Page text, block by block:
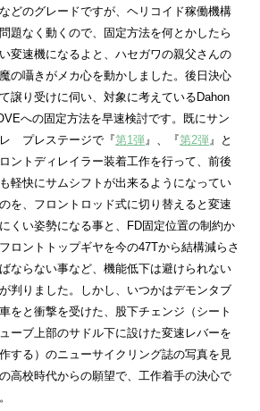
どのグレードですが、ヘリコイド稼働機構
題なく動くので、固定方法を何とかしたら
変速機になるよと、ハセガワの親父さんの
の囁きがメカ心を動かしました。後日決心
譲り受けに伺い、対象に考えているDahon
への固定方法を早速検討です。既にサン
プレステージで『第1弾』、『第2弾』と
ントディレイラー装着工作を行って、前後
軽快にサムシフトが出来るようになってい
を、フロントロッド式に切り替えると変速
くい姿勢になる事と、FD固定位置の制約か
ロントトップギヤを今の47Tから結構減らさ
ならない事など、機能低下は避けられない
判りました。しかし、いつかはデモンタブ
をと衝撃を受けた、股下チェンジ（シート
ーブ上部のサドル下に設けた変速レバーを
する）のニューサイクリング誌の写真を見
高校時代からの願望で、工作着手の決心で